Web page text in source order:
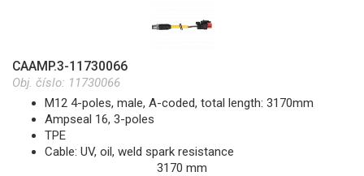
CAAMP.3-11730066
Obj. číslo: 11730066
M12 4-poles, male, A-coded, total length: 3170mm
Ampseal 16, 3-poles
TPE
Cable: UV, oil, weld spark resistance
3170 mm